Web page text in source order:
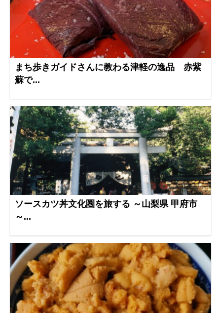
まち歩きガイドさんに教わる津軽の逸品 赤紫
蘇で...
ソースカツ丼文化圏を旅する ～山梨県 甲府市
～...